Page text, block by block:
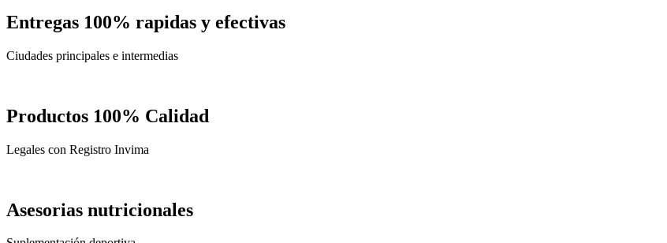
Entregas 100% rapidas y efectivas
Ciudades principales e intermedias
Productos 100% Calidad
Legales con Registro Invima
Asesorias nutricionales